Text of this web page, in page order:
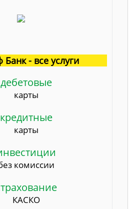
- все услуги
дебетовые
карты
кредитные
карты
комиссии
КАСКО